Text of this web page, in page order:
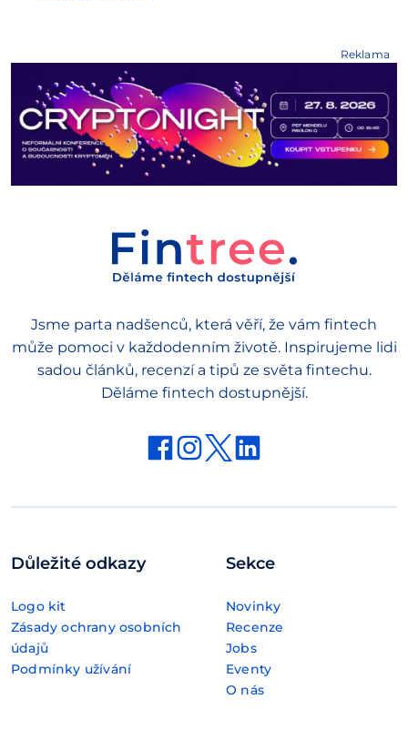
Reklama
Jsme parta nadšenců, která věří, že vám fintech
může pomoci v každodenním životě. Inspirujeme lidi
sadou článků, recenzí a tipů ze světa fintechu.
Děláme fintech dostupnější.
Důležité odkazy
Logo kit
Zásady ochrany osobních
údajů
Podmínky užívání
Sekce
Novinky
Recenze
Jobs
Eventy
O nás